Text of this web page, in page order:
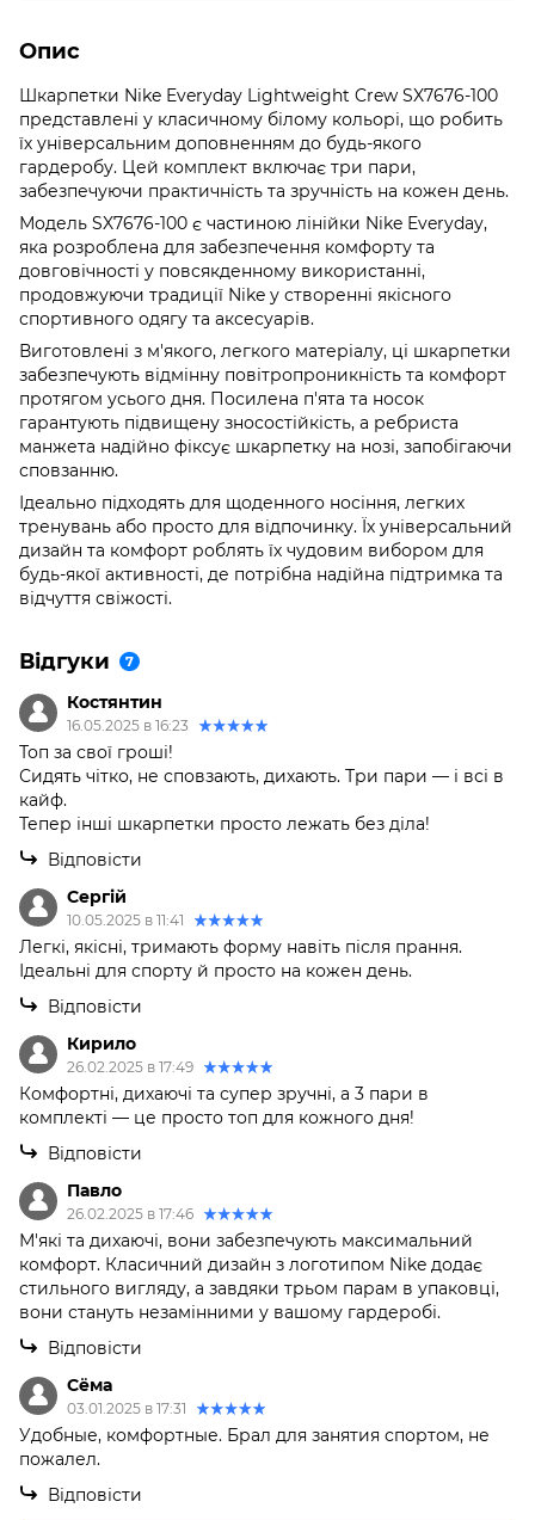
Опис
Шкарпетки Nike Everyday Lightweight Crew SX7676-100
представлені у класичному білому кольорі, що робить
їх універсальним доповненням до будь-якого
гардеробу. Цей комплект включає три пари,
забезпечуючи практичність та зручність на кожен день.
Модель SX7676-100 є частиною лінійки Nike Everyday,
яка розроблена для забезпечення комфорту та
довговічності у повсякденному використанні,
продовжуючи традиції Nike у створенні якісного
спортивного одягу та аксесуарів.
Виготовлені з м'якого, легкого матеріалу, ці шкарпетки
забезпечують відмінну повітропроникність та комфорт
протягом усього дня. Посилена п'ята та носок
гарантують підвищену зносостійкість, а ребриста
манжета надійно фіксує шкарпетку на нозі, запобігаючи
сповзанню.
Ідеально підходять для щоденного носіння, легких
тренувань або просто для відпочинку. Їх універсальний
дизайн та комфорт роблять їх чудовим вибором для
будь-якої активності, де потрібна надійна підтримка та
відчуття свіжості.
Відгуки 7
Костянтин
16.05.2025 в 16:23
Топ за свої гроші!
Сидять чітко, не сповзають, дихають. Три пари — і всі в
кайф.
Тепер інші шкарпетки просто лежать без діла!
Відповісти
Сергій
10.05.2025 в 11:41
Легкі, якісні, тримають форму навіть після прання.
Ідеальні для спорту й просто на кожен день.
Відповісти
Кирило
26.02.2025 в 17:49
Комфортні, дихаючі та супер зручні, а 3 пари в
комплекті — це просто топ для кожного дня!
Відповісти
Павло
26.02.2025 в 17:46
М'які та дихаючі, вони забезпечують максимальний
комфорт. Класичний дизайн з логотипом Nike додає
стильного вигляду, а завдяки трьом парам в упаковці,
вони стануть незамінними у вашому гардеробі.
Відповісти
Сёма
03.01.2025 в 17:31
Удобные, комфортные. Брал для занятия спортом, не
пожалел.
Відповісти